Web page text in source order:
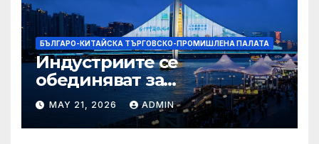
БЪЛГАРО-КИТАЙСКА ТЪРГОВСКО-ПРОМИШЛЕНА ПАЛАТА
Индустриите се
обединяват за
висококачествен растеж на
културния и
туристическия сектор
MAY 21, 2026 ADMIN